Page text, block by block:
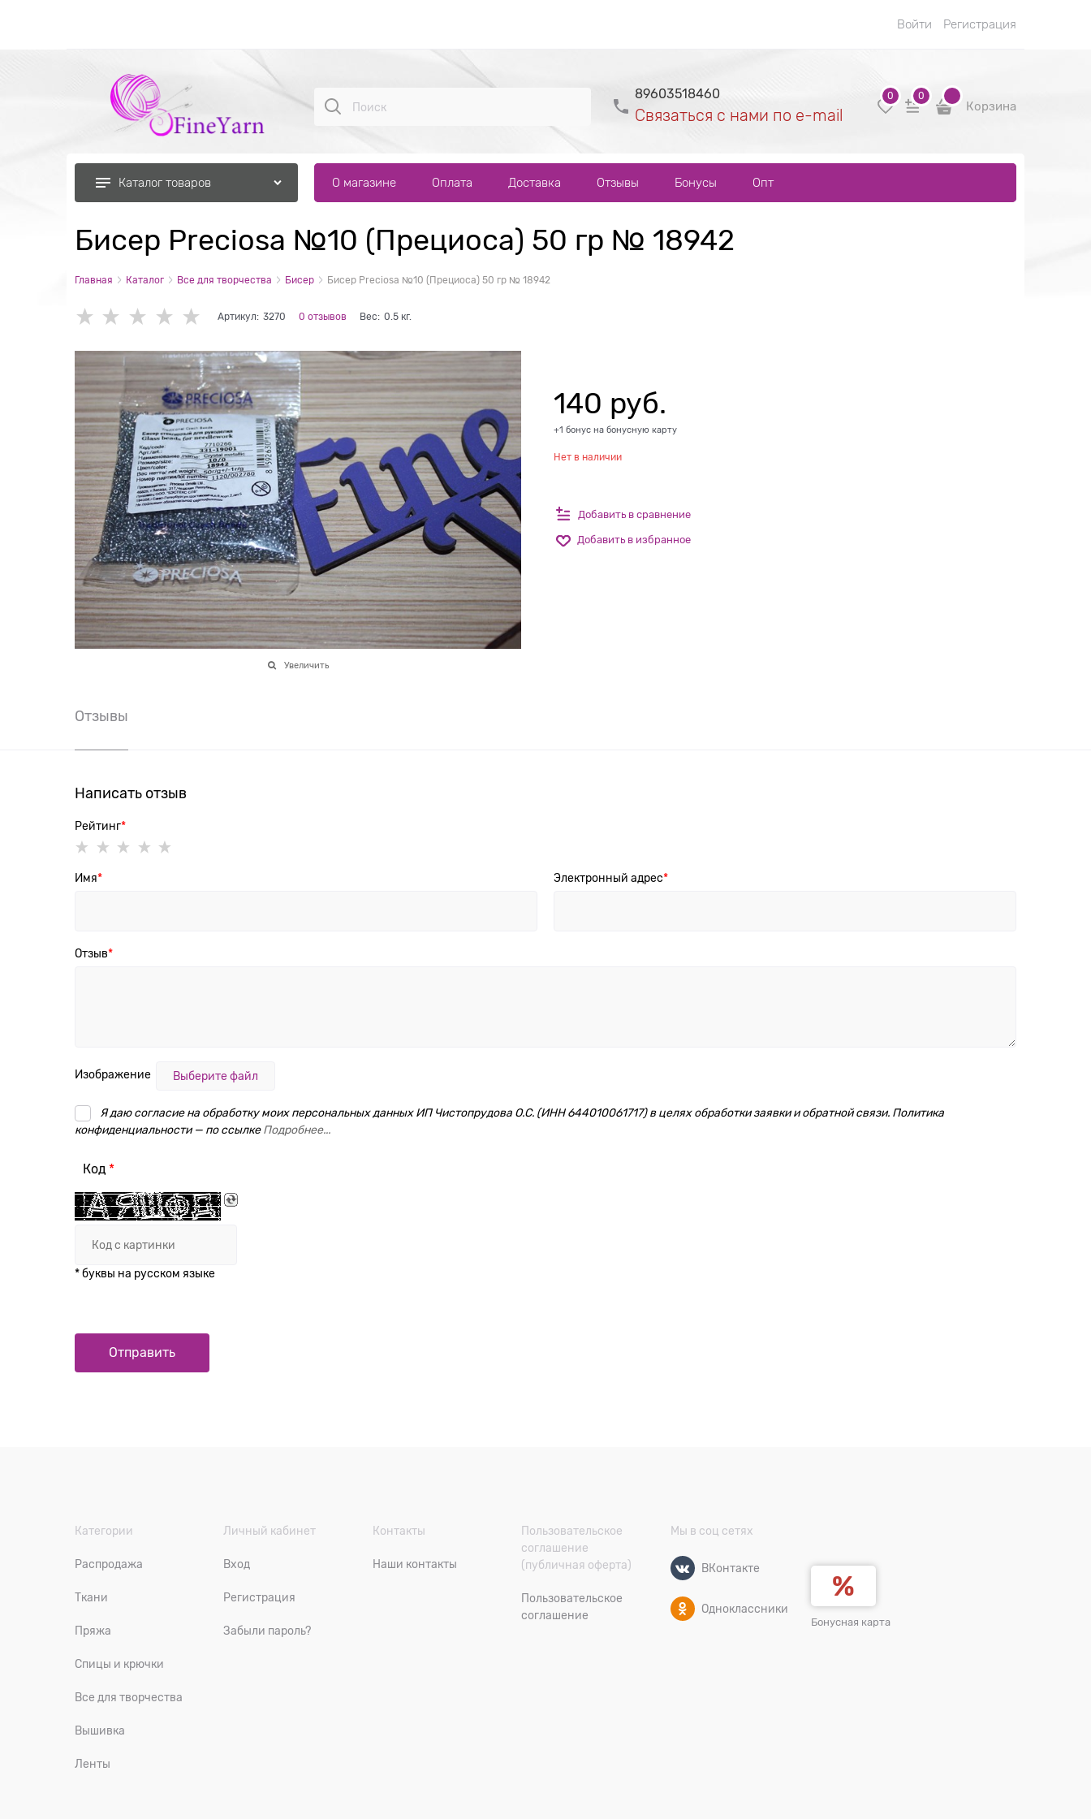
Войти Регистрация
89603518460
Связаться с нами по e-mail
0 0
Корзина
Каталог товаров О магазине Оплата Доставка Отзывы Бонусы Опт
Бисер Preciosa №10 (Прециоса) 50 гр № 18942
Главная Каталог Все для творчества Бисер Бисер Preciosa №10 (Прециоса) 50 гр № 18942
Артикул: 3270 0 отзывов Вес: 0.5кг.
Увеличить
140 руб.
+1 бонус на бонусную карту
Нет в наличии
Добавить в сравнение
Добавить в избранное
Отзывы
Написать отзыв
Рейтинг
Имя Электронный адрес
Отзыв
Изображение Выберите файл
Я даю согласие на обработку моих персональных данных ИП Чистопрудова О.С. (ИНН 644010061717) в целях обработки заявки и обратной связи. Политика
конфиденциальности — по ссылкеПодробнее...
Код
* буквы на русском языке
Категории
Распродажа
Ткани
Пряжа
Спицы и крючки
Все для творчества
Вышивка
Ленты
Личный кабинет
Вход
Регистрация
Забыли пароль?
Контакты
Наши контакты
Пользовательское
соглашение
(публичная оферта)
Пользовательское
соглашение
Мы в соц сетях
ВКонтакте
Одноклассники
Бонусная карта